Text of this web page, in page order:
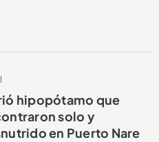
hipopótamo que
solo y
en Puerto Nare